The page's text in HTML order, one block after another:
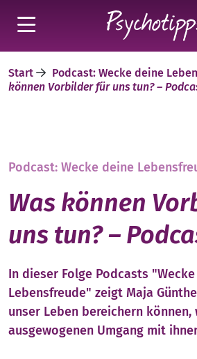
Start Podcast: Wecke deine
können Vorbilder für uns tun? –
Podcast: Wecke deine
Was können
uns tun? –
In dieser Folge Podcasts
Lebensfreude" zeigt Maja
unser Leben bereichern können,
ausgewogenen Umgang mit